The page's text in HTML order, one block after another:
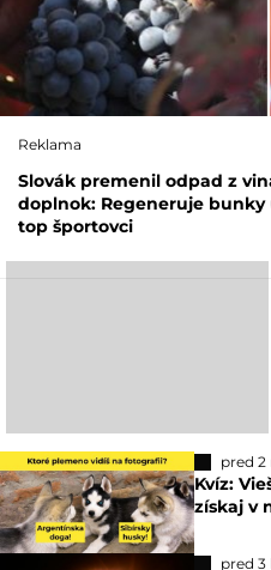
Reklama
Slovák premenil odpad z
doplnok: Regeneruje
top športovci
pred
Kvíz:
získaj v
pred